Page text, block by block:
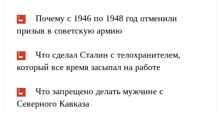
Почему с 1946 по 1948 год отменили
призыв в советскую армию
Что сделал Сталин с телохранителем,
который все время засыпал на работе
Что запрещено делать мужчине с
Северного Кавказа